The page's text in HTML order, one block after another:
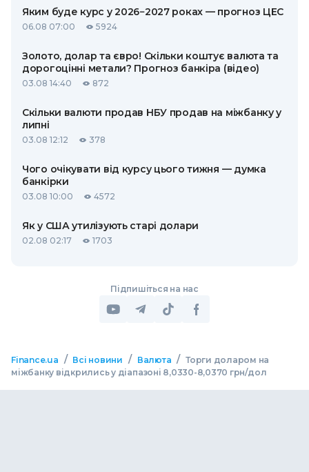
Яким буде курс у 2026−2027 роках — прогноз ЦЕС
06.08 07:00 5924
Золото, долар та євро! Скільки коштує валюта та
дорогоцінні метали? Прогноз банкіра (відео)
03.08 14:40 872
Скільки валюти продав НБУ продав на міжбанку у
липні
03.08 12:12 378
Чого очікувати від курсу цього тижня — думка
банкірки
03.08 10:00 4572
Як у США утилізують старі долари
02.08 02:17 1703
Підпишіться на нас
Finance.ua / Всі новини / Валюта / Торги доларом на
міжбанку відкрились у діапазоні 8,0330-8,0370 грн/дол